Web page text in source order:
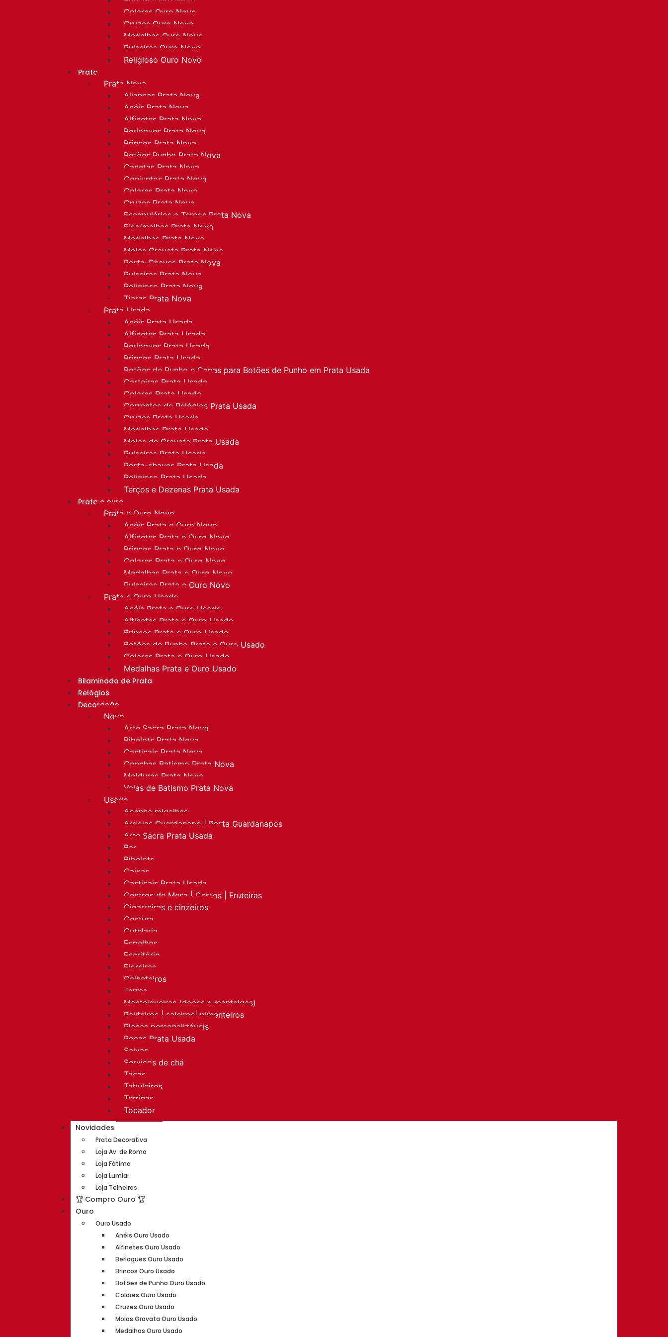
Colares Ouro Novo
Cruzes Ouro Novo
Medalhas Ouro Novo
Pulseiras Ouro Novo
Religioso Ouro Novo
Prata
Prata Nova
Alianças Prata Nova
Anéis Prata Nova
Alfinetes Prata Nova
Berloques Prata Nova
Brincos Prata Nova
Botões Punho Prata Nova
Canetas Prata Nova
Conjuntos Prata Nova
Colares Prata Nova
Cruzes Prata Nova
Escapulários e Terços Prata Nova
Fios/malhas Prata Nova
Medalhas Prata Nova
Molas Gravata Prata Nova
Porta-Chaves Prata Nova
Pulseiras Prata Nova
Religioso Prata Nova
Tiaras Prata Nova
Prata Usada
Anéis Prata Usada
Alfinetes Prata Usada
Berloques Prata Usada
Brincos Prata Usada
Botões de Punho e Capas para Botões de Punho em Prata Usada
Carteiras Prata Usada
Colares Prata Usada
Correntes de Relógios Prata Usada
Cruzes Prata Usada
Medalhas Prata Usada
Molas de Gravata Prata Usada
Pulseiras Prata Usada
Porta-chaves Prata Usada
Religioso Prata Usada
Terços e Dezenas Prata Usada
Prata e ouro
Prata e Ouro Novo
Anéis Prata e Ouro Novo
Alfinetes Prata e Ouro Novo
Brincos Prata e Ouro Novo
Colares Prata e Ouro Novo
Medalhas Prata e Ouro Novo
Pulseiras Prata e Ouro Novo
Prata e Ouro Usado
Anéis Prata e Ouro Usado
Alfinetes Prata e Ouro Usado
Brincos Prata e Ouro Usado
Botões de Punho Prata e Ouro Usado
Colares Prata e Ouro Usado
Medalhas Prata e Ouro Usado
Bilaminado de Prata
Relógios
Decoração
Novo
Arte Sacra Prata Nova
Bibelots Prata Nova
Castiçais Prata Nova
Conchas Batismo Prata Nova
Molduras Prata Nova
Velas de Batismo Prata Nova
Usado
Apanha migalhas
Argolas Guardanapo | Porta Guardanapos
Arte Sacra Prata Usada
Bar
Bibelots
Caixas
Castiçais Prata Usada
Centros de Mesa | Cestos | Fruteiras
Cigarreiras e cinzeiros
Costura
Cutelaria
Espelhos
Escritório
Floreiras
Galheteiros
Jarras
Manteigueiras (doces e manteigas)
Paliteiros | saleiros| pimenteiros
Placas personalizáveis
Rocas Prata Usada
Salvas
Serviços de chá
Taças
Tabuleiros
Terrinas
Tocador
Novidades
Prata Decorativa
Loja Av. de Roma
Loja Fátima
Loja Lumiar
Loja Telheiras
🏆 Compro Ouro 🏆
Ouro
Ouro Usado
Anéis Ouro Usado
Alfinetes Ouro Usado
Berloques Ouro Usado
Brincos Ouro Usado
Botões de Punho Ouro Usado
Colares Ouro Usado
Cruzes Ouro Usado
Molas Gravata Ouro Usado
Medalhas Ouro Usado